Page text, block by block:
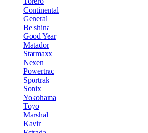
Continental
General
Belshina
Good Year
Matador
Starmaxx
Nexen
Powertrac
Sportrak
Sonix
Yokohama
Toyo
Marshal
Kavir